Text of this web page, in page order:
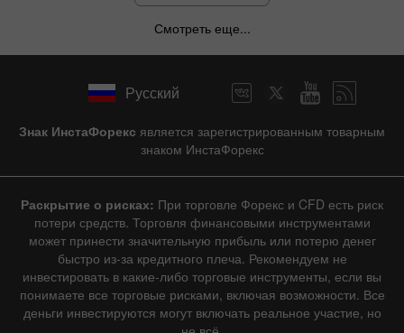
Смотреть еще...
Русский
Знак ИнстаФорекс является зарегистрированным товарным
знаком ИнстаФорекс
Раскрытие о рисках: При торговле Форекс и CFD есть риск
потери средств. Торговля финансовыми инструментами
может принести значительную прибыль или потерю денег
быстро из-за кредитного плеча. Рекомендуем не
инвестировать в какие-либо торговые инструменты, если вы
понимаете все торговые рисками, включая возможности. Все
деньги инвестируются могут включать реальное участие, но